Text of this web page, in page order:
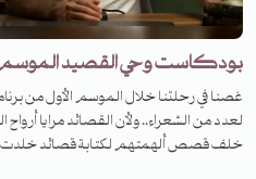
بودكاست وحي القصيد الموسم
غصنا في رحلتنا خلال الموسم الأول من
لعدد من الشعراء.. ولأن القصائد مرايا
خلف قصص ألهمتهم لكتابة قصائد خلدت